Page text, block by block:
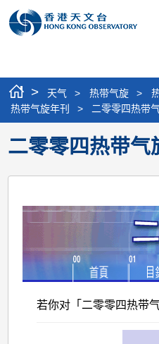
> 天气 > 热带气旋 >
热带气旋年刊
> 二零零四热带
二零零四热带气
若你对「二零零四热带